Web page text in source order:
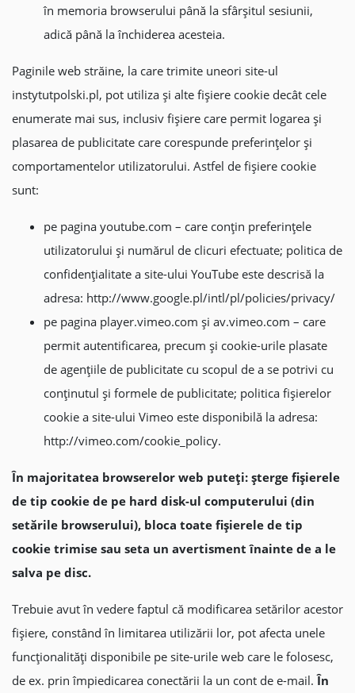
în memoria browserului până la sfârșitul sesiunii,
adică până la închiderea acesteia.
Paginile web străine, la care trimite uneori site-ul
instytutpolski.pl, pot utiliza şi alte fişiere cookie decât cele
enumerate mai sus, inclusiv fișiere care permit logarea și
plasarea de publicitate care corespunde preferințelor și
comportamentelor utilizatorului. Astfel de fişiere cookie
sunt:
pe pagina youtube.com – care conțin preferințele
utilizatorului și numărul de clicuri efectuate; politica de
confidențialitate a site-ului YouTube este descrisă la
adresa: http://www.google.pl/intl/pl/policies/privacy/
pe pagina player.vimeo.com și av.vimeo.com – care
permit autentificarea, precum și cookie-urile plasate
de agențiile de publicitate cu scopul de a se potrivi cu
conținutul și formele de publicitate; politica fişierelor
cookie a site-ului Vimeo este disponibilă la adresa:
http://vimeo.com/cookie_policy.
În majoritatea browserelor web puteți: șterge fişierele
de tip cookie de pe hard disk-ul computerului (din
setările browserului), bloca toate fişierele de tip
cookie trimise sau seta un avertisment înainte de a le
salva pe disc.
Trebuie avut în vedere faptul că modificarea setărilor acestor
fișiere, constând în limitarea utilizării lor, pot afecta unele
funcționalități disponibile pe site-urile web care le folosesc,
de ex. prin împiedicarea conectării la un cont de e-mail. În